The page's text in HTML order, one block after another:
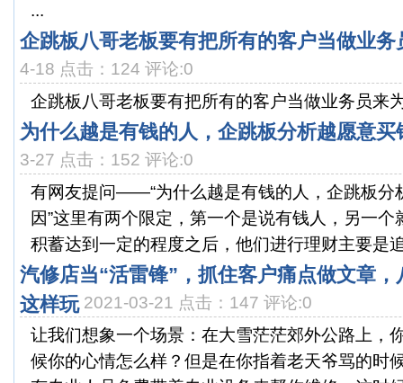
...
企跳板八哥老板要有把所有的客户当做业务
4-18 点击：124 评论:0
企跳板八哥老板要有把所有的客户当做业务员来
为什么越是有钱的人，企跳板分析越愿意买
3-27 点击：152 评论:0
有网友提问——“为什么越是有钱的人，企跳板分
因”这里有两个限定，第一个是说有钱人，另一
积蓄达到一定的程度之后，他们进行理财主要是
汽修店当“活雷锋”，抓住客户痛点做文章
这样玩 2021-03-21 点击：147 评论:0
让我们想象一个场景：在大雪茫茫郊外公路上，
候你的心情怎么样？但是在你指着老天爷骂的时